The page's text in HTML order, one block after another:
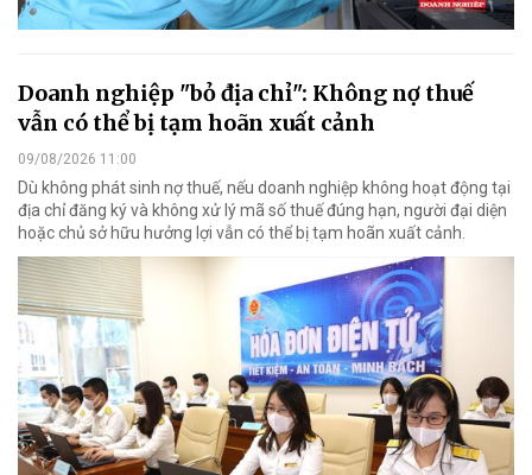
Doanh nghiệp "bỏ địa chỉ": Không nợ thuế
vẫn có thể bị tạm hoãn xuất cảnh
09/08/2026 11:00
Dù không phát sinh nợ thuế, nếu doanh nghiệp không hoạt động tại
địa chỉ đăng ký và không xử lý mã số thuế đúng hạn, người đại diện
hoặc chủ sở hữu hưởng lợi vẫn có thể bị tạm hoãn xuất cảnh.